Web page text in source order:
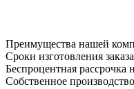
Преимущества нашей
Сроки изготовления
Беспроцентная рассрочка
Собственное производство